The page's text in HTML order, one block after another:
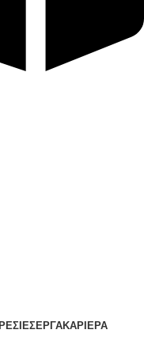
ΕΡΓΑΚΑΡΙΕΡΑ